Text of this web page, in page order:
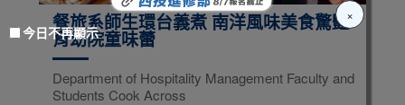
×
今日不再顯示
餐旅系師生環台義煮 南洋風味美食驚豔
育幼院童味蕾
Department of Hospitality Management Faculty and
Students Cook Across